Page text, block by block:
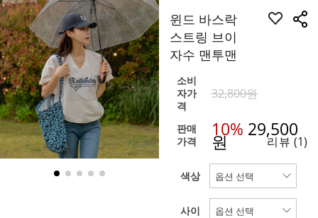
윈드 바스락
스트링 브이
자수 맨투맨
소비
자가
격
32,800원
판매
가격
10% 29,500
원 리뷰 (1)
색상
사이